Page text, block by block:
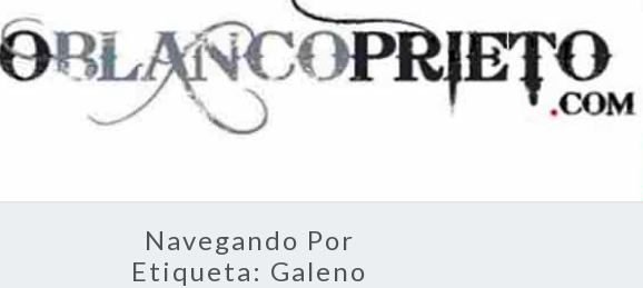
DE
BREVE
RECORRIDO
VITAL Y
COMENTARIOS
ACTUALIDAD
Navegando Por
Etiqueta: Galeno